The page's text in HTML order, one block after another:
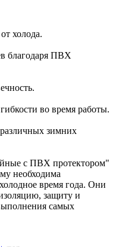
холода.
благодаря ПВХ
во время работы.
зимних
с ПВХ протектором"
необходима
время года. Они
защиту и
самых